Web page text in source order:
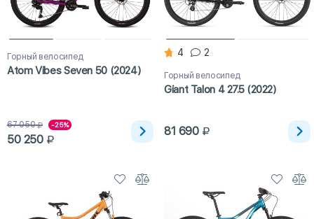
Горный велосипед
Atom Vibes Seven 50 (2024)
67 050 -25%
50 250
4 2
Горный велосипед
Giant Talon 4 27.5 (2022)
81 690